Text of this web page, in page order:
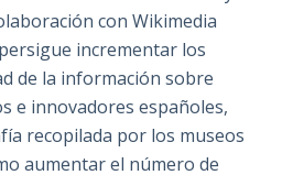
con Wikimedia
incrementar los
de la información sobre
e innovadores españoles,
recopilada por los museos
aumentar el número de